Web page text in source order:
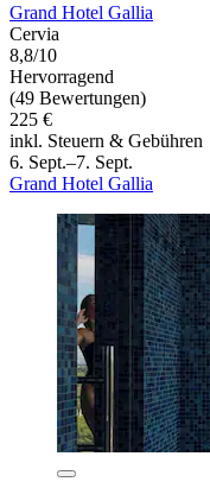
Grand Hotel Gallia
Cervia
8,8/10
Hervorragend
(49 Bewertungen)
225 €
inkl. Steuern & Gebühren
6. Sept.–7. Sept.
Grand Hotel Gallia